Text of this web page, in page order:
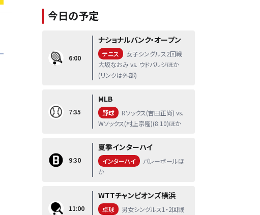
今日の予定
6:00
ナショナルバンク・オープン
テニス
女子シングルス2回戦
大坂なおみ vs. ウドバルジほか
(リンクは外部)
7:35
MLB
野球
Rソックス(吉田正尚) vs.
Wソックス(村上宗隆)(8:10)ほか
9:30
夏季インターハイ
インターハイ
バレーボールほ
か
11:00
WTTチャンピオンズ横浜
卓球
男女シングルス1・2回戦